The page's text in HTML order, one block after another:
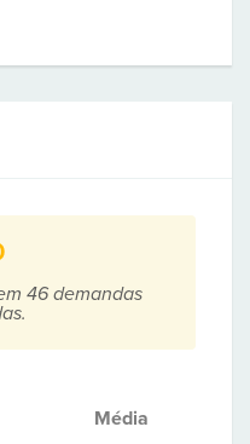
46 demandas
Média